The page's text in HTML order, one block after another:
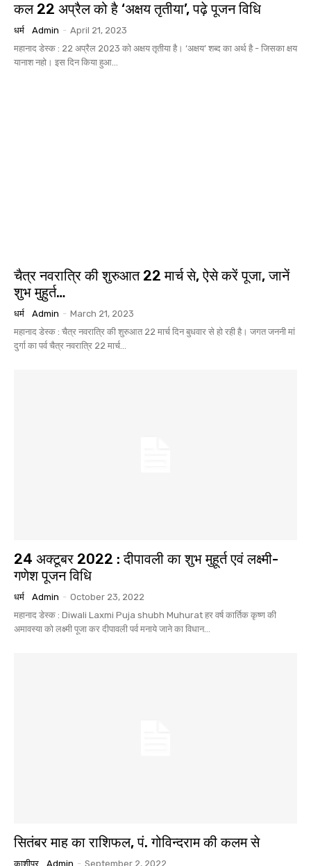
कल 22 अप्रैल को है ‘अक्षय तृतीया’, पढ़े पूजन विधि
धर्म Admin - April 21, 2023
महानाद डेस्क : 22 अप्रैल 2023 को अक्षय तृतीया है। ‘अक्षय’ शब्द का अर्थ है - जिसका क्षय
यानाश नहो। इस दिन किया हुआ...
चैत्र नवरात्रि की शुरुआत 22 मार्च से, ऐसे करें पूजा, जानें
शुभ मुहुर्त…
धर्म Admin - March 21, 2023
महानाद डेस्क : चैत्र नवरात्रि की शुरुआत 22 मार्च दिन बुधवार से हो रही है। जगत जननी मां
दुर्गा का पर्व चैत्र नवरात्रि 22 मार्च...
24 अक्टूबर 2022 : दीपावली का शुभ मुहूर्त एवं लक्ष्मी-
गणेश पूजन विधि
धर्म Admin - October 23, 2022
महानाद डेस्क : Diwali Laxmi Puja shubh Muhurat हर वर्ष कार्तिक कृष्ण की
अमावस्या को लक्ष्मी पूजा कर दीपावली पर्व मनाये जाने का विधान...
सितंबर माह का राशिफल, पं. गोविन्दराम की कलम से
काशीपुर Admin - September 2, 2022